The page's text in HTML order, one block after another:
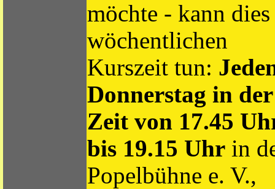
möchte - kann
wöchentlichen
Kurszeit tun:
Donnerstag in der
Zeit von 17.45
bis 19.15 Uhr in
Popelbühne e. V.,